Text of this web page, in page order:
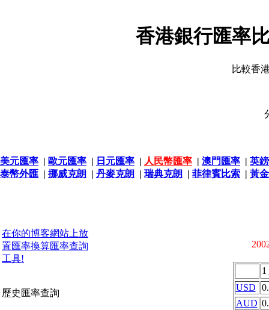
香港銀行匯率
比較香
美元匯率 | 歐元匯率 | 日元匯率 | 人民幣匯率 | 澳門匯率 | 英
泰幣外匯 | 挪威克朗 | 丹麥克朗 | 瑞典克朗 | 菲律賓比索 | 黃
在你的博客網站上放
置匯率換算匯率查詢
工具!
歷史匯率查詢
1
USD
AUD